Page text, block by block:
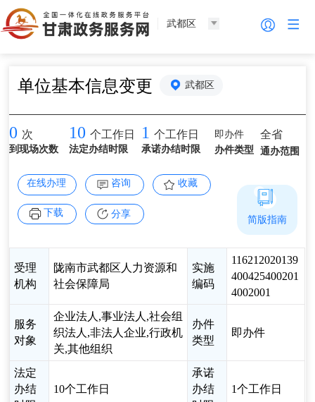
武都区
单位基本信息变更 武都区
0 次
到现场次数
10 个工作日
法定办结时限
1 个工作日
承诺办结时限
即办件
办件类型
全省
通办范围
在线办理 咨询 收藏
下载 分享
受理
机构
陇南市武都区人力资源和
社会保障局
实施
编码
116212020139
400425400201
4002001
服务
对象
企业法人,事业法人,社会组
织法人,非法人企业,行政机
关,其他组织
办件
类型
即办件
法定
办结
10个工作日
承诺
办结
1个工作日
简版指南